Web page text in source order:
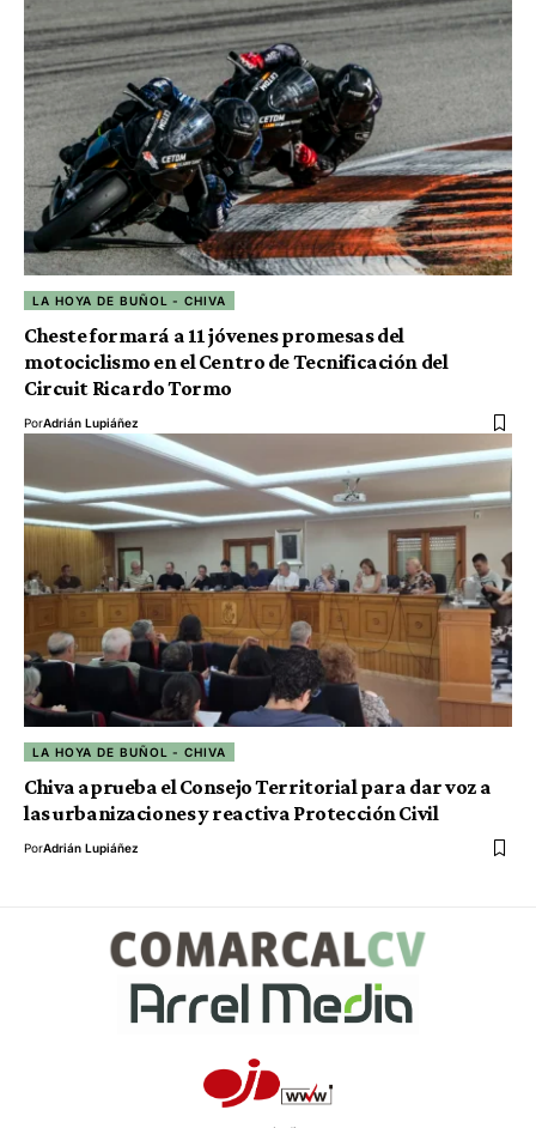
LA HOYA DE BUÑOL - CHIVA
Cheste formará a 11 jóvenes promesas del
motociclismo en el Centro de Tecnificación del
Circuit Ricardo Tormo
PorAdrián Lupiáñez
LA HOYA DE BUÑOL - CHIVA
Chiva aprueba el Consejo Territorial para dar voz a
las urbanizaciones y reactiva Protección Civil
PorAdrián Lupiáñez